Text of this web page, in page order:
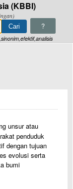
(KBBI)
?
unsur atau
penduduk
dengan tujuan
evolusi serta
bumi